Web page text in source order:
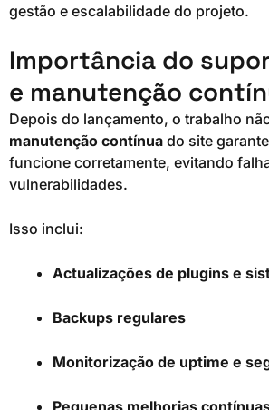
gestão e escalabilidade do projeto.
Importância do
e manutenção
Depois do lançamento, o trabalho
manutenção contínua do site
funcione corretamente, evitando
vulnerabilidades.
Isso inclui:
Actualizações de plugins e
Backups regulares
Monitorização de uptime e